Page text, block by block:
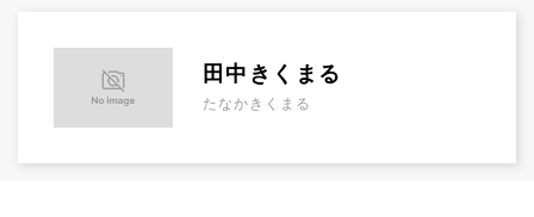
田中きくまる
たなかきくまる